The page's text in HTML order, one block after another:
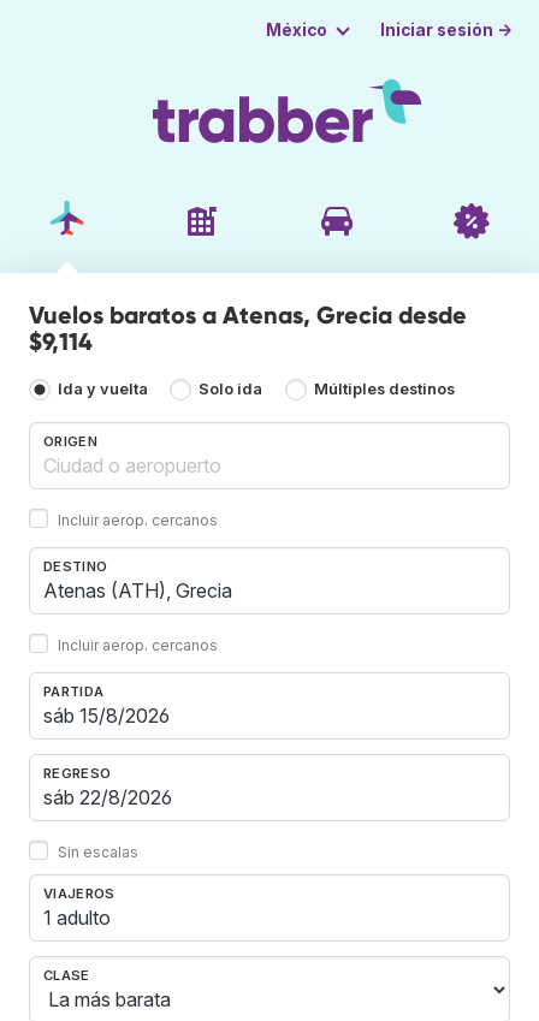
México Iniciar sesión →
Vuelos baratos a Atenas, Grecia desde
$9,114
Ida y vuelta Solo ida Múltiples destinos
ORIGEN
Incluir aerop. cercanos
DESTINO
Incluir aerop. cercanos
PARTIDA
REGRESO
Sin escalas
VIAJEROS
1 adulto
CLASE